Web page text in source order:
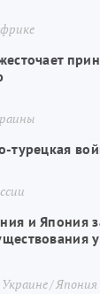
турецкая
и Япония
Япония